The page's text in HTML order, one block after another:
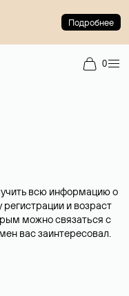
Подробнее
0
всю информацию о
и возраст
можно связаться с
вас заинтересовал.